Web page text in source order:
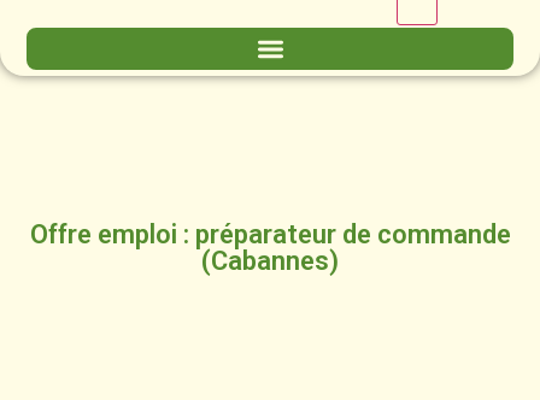
Offre emploi : préparateur de commande
(Cabannes)